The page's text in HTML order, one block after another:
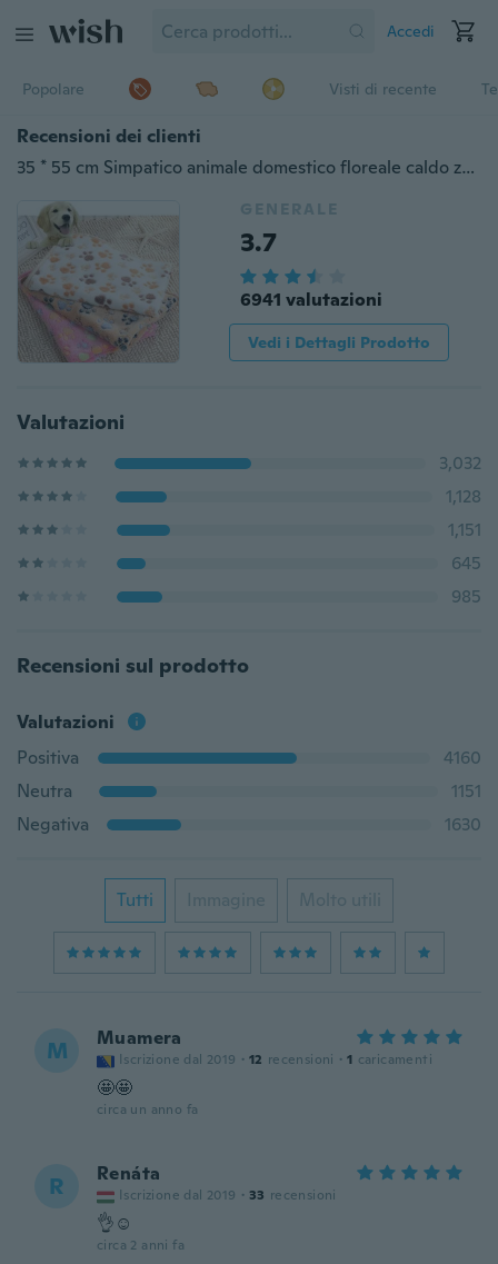
Accedi
Popolare Visti di recente
Recensioni dei clienti
35 * 55 cm Simpatico animale domestico floreale caldo zampa stampa cane cucciolo in pile morbido coperta letti Mat
GENERALE
3.7
6941 valutazioni
Vedi i Dettagli Prodotto
Valutazioni
3,032
1,128
1,151
645
985
Recensioni sul prodotto
Valutazioni
Positiva
4160
Neutra
1151
Negativa
1630
Tutti Immagine Molto utili
M Muamera
Iscrizione dal 2019 · 12 recensioni · 1 caricamenti
🤩🤩
circa un anno fa
R Renáta
Iscrizione dal 2019 · 33 recensioni
👌☺️
circa 2 anni fa